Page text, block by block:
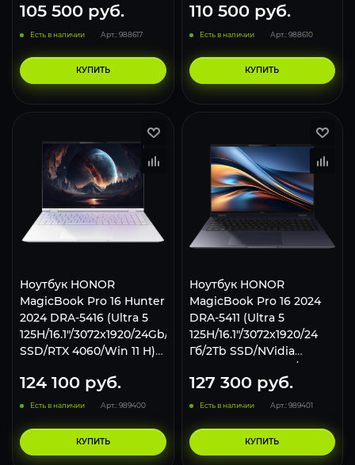
105 500 руб.
Есть в наличии Арт.: 988617
КУПИТЬ
110 500руб.
Есть в наличии Арт.: 988610
КУПИТЬ
Ноутбук HONOR
MagicBook Pro 16 Hunter
2024 DRA-5416 (Ultra 5
125H/16.1"/3072x1920/24Gb/2Tb
SSD/RTX 4060/Win 11 H)
124 100 руб.
Есть в наличии Арт.: 989400
КУПИТЬ
Ноутбук HONOR
MagicBook Pro 16 2024
DRA-5411 (Ultra 5
125H/16.1"/3072x1920/24
Гб/2Tb SSD/NVidia
GeForce RTX 4060/Win 11
Home) темно синий
127 300руб.
Есть в наличии Арт.: 989401
КУПИТЬ